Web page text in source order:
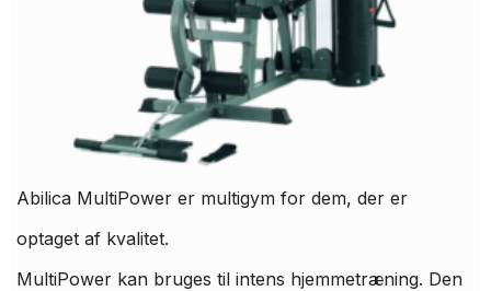
Abilica MultiPower er multigym for dem, der er
optaget af kvalitet.
MultiPower kan bruges til intens hjemmetræning. Den